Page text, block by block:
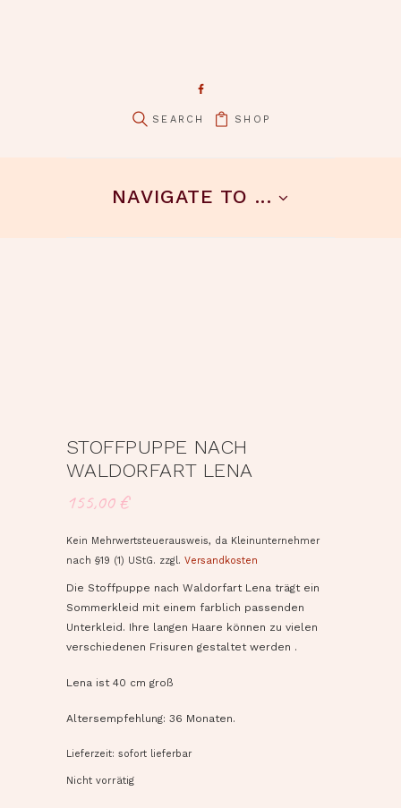
SHOP
NAVIGATE TO ...
STOFFPUPPE NACH
WALDORFART LENA
155,00€
Kein Mehrwertsteuerausweis, da Kleinunternehmer
nach §19 (1) UStG. zzgl. Versandkosten
Die Stoffpuppe nach Waldorfart Lena trägt ein
Sommerkleid mit einem farblich passenden
Unterkleid. Ihre langen Haare können zu vielen
verschiedenen Frisuren gestaltet werden .
Lena ist 40 cm groß
Altersempfehlung: 36 Monaten.
Lieferzeit: sofort lieferbar
Nicht vorrätig